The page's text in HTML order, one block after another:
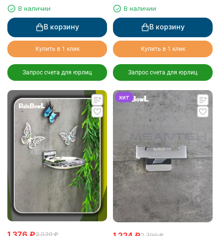
квадратная настенная
керамика чёрная матовая
В наличии
В корзину
Купить в 1 клик
Запрос счета для юрлиц
квадратная настенная
керамика хром
В наличии
В корзину
Купить в 1 клик
Запрос счета для юрлиц
3 030 ₽
хит